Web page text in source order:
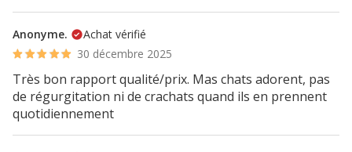
Anonyme.
Achat vérifié
30 décembre 2025
Très bon rapport qualité/prix. Mas chats adorent, pas
de régurgitation ni de crachats quand ils en prennent
quotidiennement